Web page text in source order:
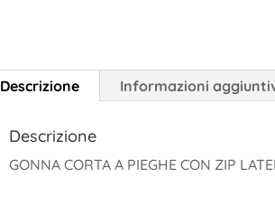
Descrizione Informazioni
Descrizione
GONNA CORTA A PIEGHE CON ZIP